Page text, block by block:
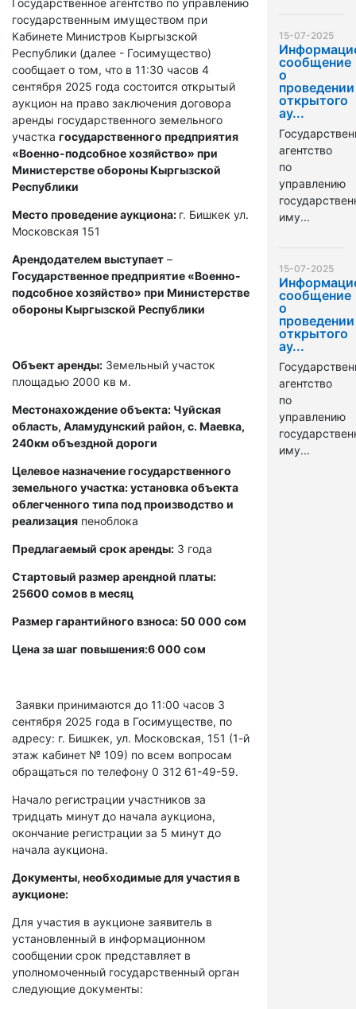
Государственное агентство по управлению
государственным имуществом при
Кабинете Министров Кыргызской
Республики (далее - Госимущество)
сообщает о том, что в 11:30 часов 4
сентября 2025 года состоится открытый
аукцион на право заключения договора
аренды государственного земельного
участка государственного предприятия
«Военно-подсобное хозяйство» при
Министерстве обороны Кыргызской
Республики
Место проведение аукциона: г. Бишкек ул.
Московская 151
Арендодателем выступает –
Государственное предприятие «Военно-
подсобное хозяйство» при Министерстве
обороны Кыргызской Республики
Объект аренды: Земельный участок
площадью 2000 кв м.
Местонахождение объекта: Чуйская
область, Аламудунский район, с. Маевка,
240км объездной дороги
Целевое назначение государственного
земельного участка: установка объекта
облегченного типа под производство и
реализация пеноблока
Предлагаемый срок аренды: 3 года
Стартовый размер арендной платы:
25600 сомов в месяц
Размер гарантийного взноса: 50 000 сом
Цена за шаг повышения:6 000 сом
Заявки принимаются до 11:00 часов 3
сентября 2025 года в Госимуществе, по
адресу: г. Бишкек, ул. Московская, 151 (1-й
этаж кабинет № 109) по всем вопросам
обращаться по телефону 0 312 61-49-59.
Начало регистрации участников за
тридцать минут до начала аукциона,
окончание регистрации за 5 минут до
начала аукциона.
Документы, необходимые для участия в
аукционе:
Для участия в аукционе заявитель в
установленный в информационном
сообщении срок представляет в
уполномоченный государственный орган
следующие документы:
15-07-2025
сообщение
о
проведении
открытого
ау...
агентство
по
управлению
иму...
15-07-2025
сообщение
о
проведении
открытого
ау...
агентство
по
управлению
иму...